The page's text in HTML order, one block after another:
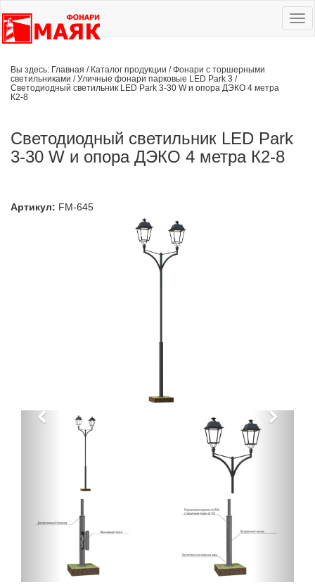
Вы здесь: Главная / Каталог продукции /Фонари с торшерными
светильниками /Уличные фонари парковые LED Park 3 /
Светодиодный светильник LED Park 3-30 W и опора ДЭКО 4 метра
К2-8
Светодиодный светильник LED Park
3-30 W и опора ДЭКО 4 метра К2-8
Артикул: FM-645